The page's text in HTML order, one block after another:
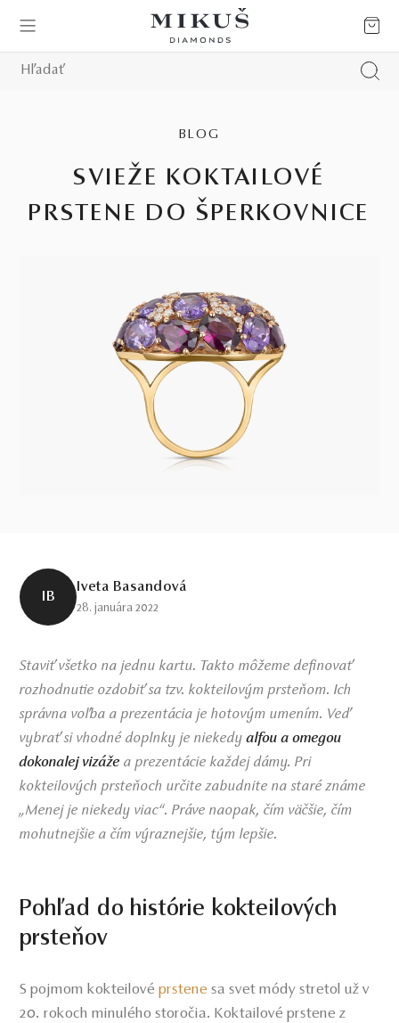
BLOG
SVIEŽE KOKTAILOVÉ
PRSTENE DO ŠPERKOVNICE
IB
Iveta Basandová
28. januára 2022
Staviť všetko na jednu kartu. Takto môžeme definovať
rozhodnutie ozdobiť sa tzv. kokteilovým prsteňom. Ich
správna voľba a prezentácia je hotovým umením. Veď
vybrať si vhodné doplnky je niekedyalfou a omegou
dokonalej vizáže a prezentácie každej dámy. Pri
kokteilových prsteňoch určite zabudnite na staré známe
„Menej je niekedy viac“. Práve naopak, čím väčšie, čím
mohutnejšie a čím výraznejšie, tým lepšie.
Pohľad do histórie kokteilových
prsteňov
S pojmom kokteilovéprstene sa svet módy stretol už v
20. rokoch minulého storočia. Koktailové prstene z